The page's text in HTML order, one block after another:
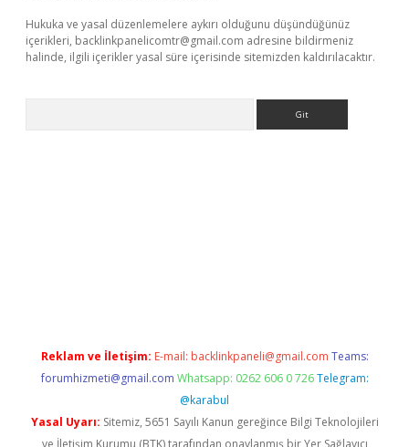
Hukuka ve yasal düzenlemelere aykırı olduğunu düşündüğünüz
içerikleri, backlinkpanelicomtr@gmail.com adresine bildirmeniz
halinde, ilgili içerikler yasal süre içerisinde sitemizden kaldırılacaktır.
Reklam ve İletişim: E-mail: backlinkpaneli@gmail.com Teams:
forumhizmeti@gmail.com Whatsapp: 0262 606 0 726 Telegram:
@karabul
Yasal Uyarı: Sitemiz, 5651 Sayılı Kanun gereğince Bilgi Teknolojileri
ve İletişim Kurumu (BTK) tarafından onaylanmış bir Yer Sağlayıcı